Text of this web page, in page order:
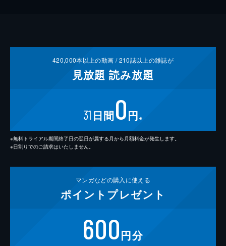
420,000本以上の動画 /210誌以上の雑誌が
見放題 読み放題
31 日間0円 ※
※無料トライアル期間終了日の翌日が属する月から月額料金が発生します。
※日割りでのご請求はいたしません。
マンガなどの購入に使える
ポイント プレゼント
600円分